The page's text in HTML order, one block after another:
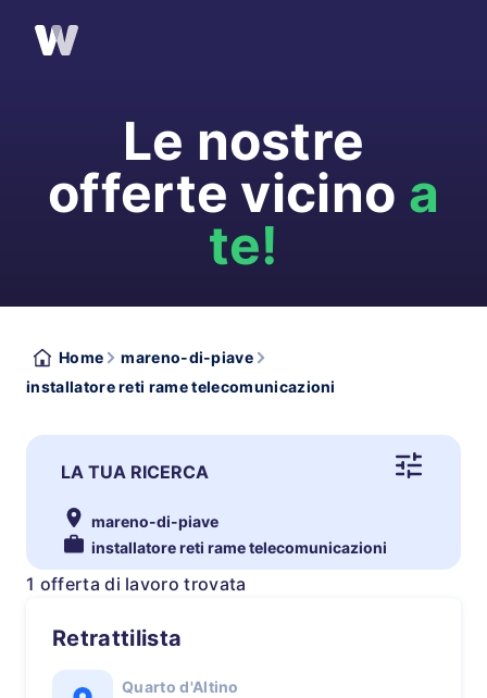
Le nostre
offerte vicino a
te!
Home
mareno-di-piave
installatore reti rame telecomunicazioni
LA TUA RICERCA
mareno-di-piave
installatore reti rame telecomunicazioni
1 offerta di lavoro trovata
Retrattilista
Quarto d'Altino